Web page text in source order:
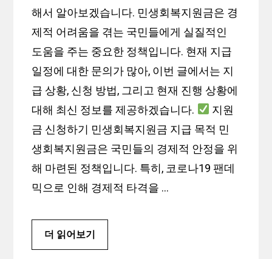
해서 알아보겠습니다. 민생회복지원금은 경
제적 어려움을 겪는 국민들에게 실질적인
도움을 주는 중요한 정책입니다. 현재 지급
일정에 대한 문의가 많아, 이번 글에서는 지
급 상황, 신청 방법, 그리고 현재 진행 상황에
대해 최신 정보를 제공하겠습니다.
지원
금 신청하기 민생회복지원금 지급 목적 민
생회복지원금은 국민들의 경제적 안정을 위
해 마련된 정책입니다. 특히, 코로나19 팬데
믹으로 인해 경제적 타격을 …
더 읽어보기